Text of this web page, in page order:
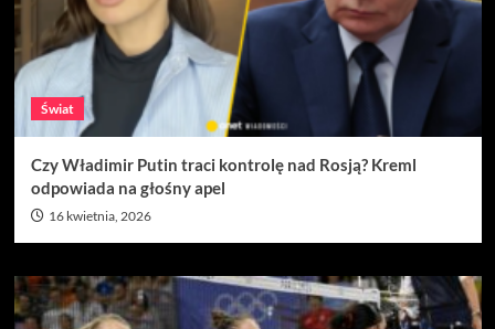
Świat
Czy Władimir Putin traci kontrolę nad Rosją? Kreml
odpowiada na głośny apel
16 kwietnia, 2026